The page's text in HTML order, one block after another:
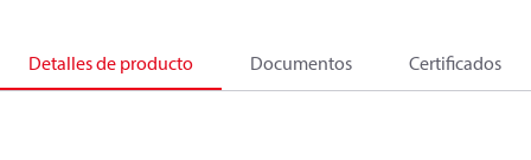
Detalles de producto Documentos Certificados